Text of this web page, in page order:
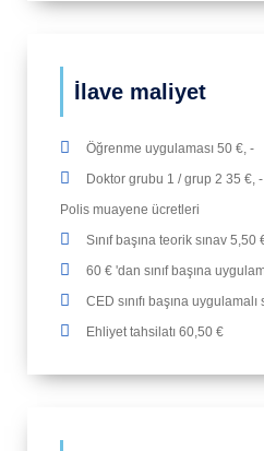
İlave maliyet
Öğrenme uygulaması 50 €, -
Doktor grubu 1 / grup 2 35 €,
Polis muayene ücretleri
Sınıf başına teorik sınav 5,50
60 € 'dan sınıf başına
CED sınıfı başına uygulamalı
Ehliyet tahsilatı 60,50 €